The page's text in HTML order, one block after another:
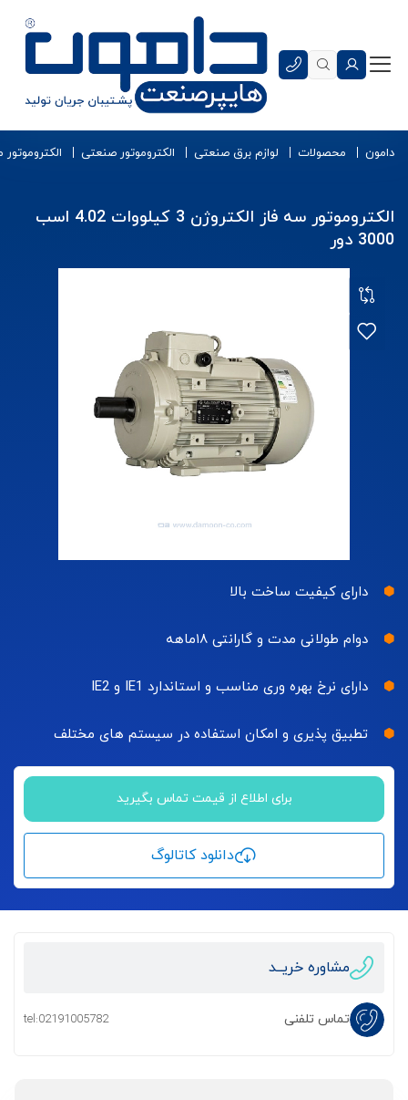
دامون محصولات لوازم برق صنعتی الکتروموتور صنعتی
الکتروموتور سه فاز الکتروژن 3 کیلووات 4.02 اسب
3000 دور
دارای کیفیت ساخت بالا
دوام طولانی مدت و گارانتی ۱۸ماهه
دارای نرخ بهره وری مناسب و استاندارد IE1 و IE2
تطبیق پذیری و امکان استفاده در سیستم های مختلف
برای اطلاع از قیمت تماس بگیرید
دانلود کاتالوگ
مشاوره خریــد
تماس تلفنی tel:02191005782